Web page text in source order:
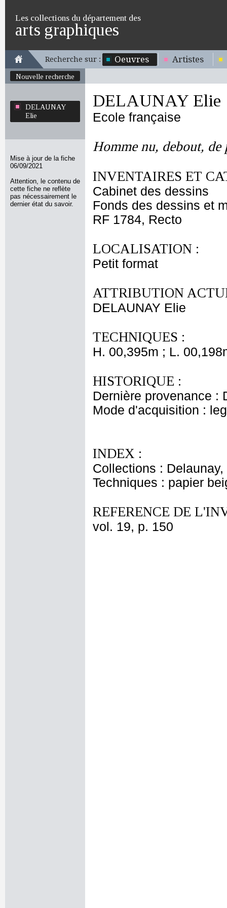
Les collections du département des
arts graphiques
Recherche sur : Oeuvres Artistes
Nouvelle recherche
DELAUNAY
Elie
Mise à jour de la fiche
06/09/2021
Attention, le contenu de
cette fiche ne reflète
pas nécessairement le
dernier état du savoir.
DELAUNAY Elie
Ecole française
Homme nu, debout,
INVENTAIRES ET
Cabinet des dessins
Fonds des dessins et
RF 1784, Recto
LOCALISATION :
Petit format
ATTRIBUTION
DELAUNAY Elie
TECHNIQUES :
H. 00,395m ; L.
HISTORIQUE :
Dernière provenance :
Mode d'acquisition :
INDEX :
Collections : Delaunay,
Techniques : papier
REFERENCE DE
vol. 19, p. 150